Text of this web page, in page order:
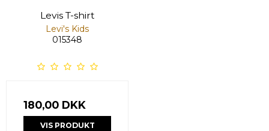
Levis T-shirt
Levi's Kids
015348
180,00 DKK
VIS PRODUKT